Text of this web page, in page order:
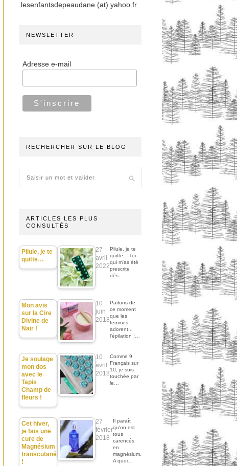
lesenfantsdepeaudane (at) yahoo.fr
NEWSLETTER
Adresse e-mail
RECHERCHER SUR LE BLOG
ARTICLES LES PLUS
CONSULTÉS
Pilule, je te
quitte…
27
avril
2022
Pilule, je te
quitte... Toi
qui m'as été
prescrite
dès…
Mon avis
sur la Cire
Divine de
Nair !
10
juin
2018
Parlons de
ce moment
que les
femmes
adorent...
l'épilation !…
Je soulage
mon dos
avec le
Tapis
Champ de
fleurs !
10
avril
2018
Comme 9
Français sur
10, je suis
touchée par
le…
Cet hiver,
je fais une
cure de
Magnésium
transcutané
!
27
février
2018
Il paraît
qu'on est
tous
carencés
en
magnésium.
A quoi…